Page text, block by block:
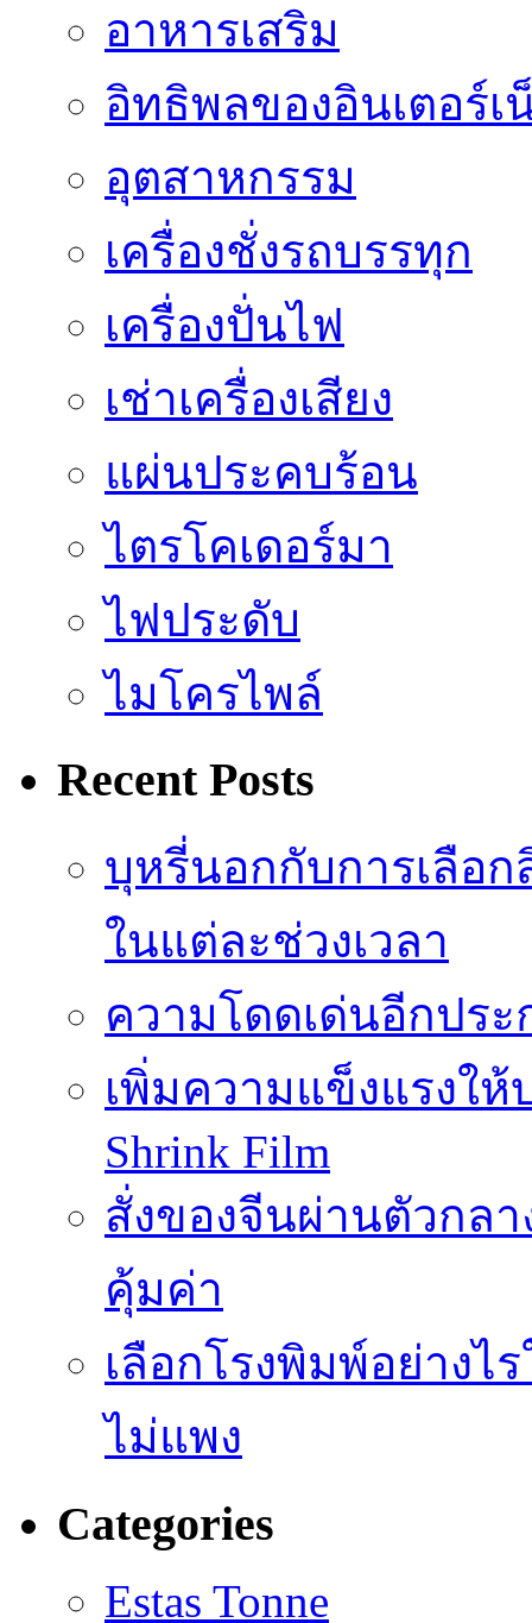
อาหารเสริม
อิทธิพลของอินเตอร์เ
อุตสาหกรรม
เครื่องชั่งรถบรรทุก
เครื่องปั่นไฟ
เช่าเครื่องเสียง
แผ่นประคบร้อน
ไตรโคเดอร์มา
ไฟประดับ
ไมโครไพล์
Recent Posts
บุหรี่นอกกับการเลือ
ในแต่ละช่วงเวลา
ความโดดเด่นอีกประ
เพิ่มความแข็งแรงให้
Shrink Film
สั่งของจีนผ่านตัวกลา
คุ้มค่า
เลือกโรงพิมพ์อย่าง
ไม่แพง
Categories
Estas Tonne